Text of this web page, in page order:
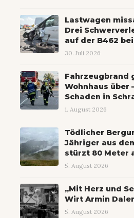
Lastwagen
Drei
auf der B462
30. Juli 2026
Fahrzeugbrand
Wohnhaus über
Schaden in
1. August 2026
Tödlicher
Jähriger aus
stürzt 80 Meter
5. August 2026
„Mit Herz und
Wirt Armin
5. August 2026